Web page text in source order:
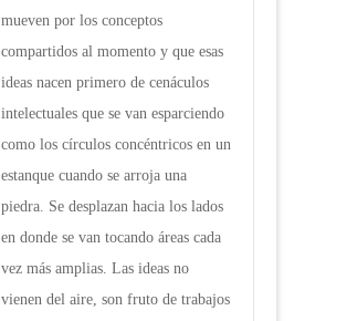
mueven por los conceptos
compartidos al momento y que esas
ideas nacen primero de cenáculos
intelectuales que se van esparciendo
como los círculos concéntricos en un
estanque cuando se arroja una
piedra. Se desplazan hacia los lados
en donde se van tocando áreas cada
vez más amplias. Las ideas no
vienen del aire, son fruto de trabajos